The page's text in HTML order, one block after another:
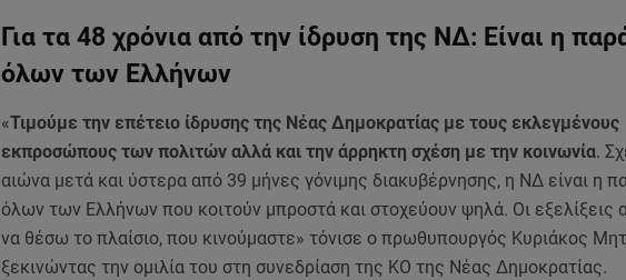
Για τα 48 χρόνια από την ίδρυση της ΝΔ: Είναι η
όλων των Ελλήνων
«Τιμούμε την επέτειο ίδρυσης της Νέας Δημοκρατίας με τους εκλεγμένους
εκπροσώπους των πολιτών αλλά και την άρρηκτη σχέση με την κοινωνία.
αιώνα μετά και ύστερα από 39 μήνες γόνιμης διακυβέρνησης, η ΝΔ είναι η
όλων των Ελλήνων που κοιτούν μπροστά και στοχεύουν ψηλά. Οι εξελίξεις
να θέσω το πλαίσιο, που κινούμαστε» τόνισε ο πρωθυπουργός Κυριάκος
ξεκινώντας την ομιλία του στη συνεδρίαση της ΚΟ της Νέας Δημοκρατίας.